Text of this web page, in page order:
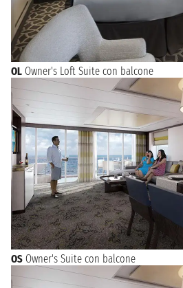
OL Owner's Loft Suite con balcone
OS Owner's Suite con balcone